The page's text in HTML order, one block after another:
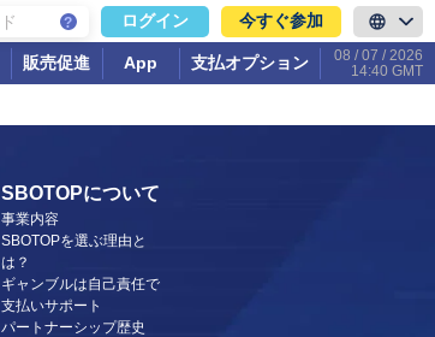
ログイン 今すぐ参加
販売促進 App 支払オプション
08 / 07 / 2026
14:40 GMT
SBOTOPについて
事業内容
SBOTOPを選ぶ理由と
は？
ギャンブルは自己責任で
支払いサポート
パートナーシップ歴史